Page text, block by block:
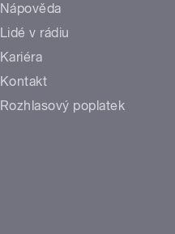
Nápověda
Lidé v rádiu
Kariéra
Kontakt
Rozhlasový poplatek